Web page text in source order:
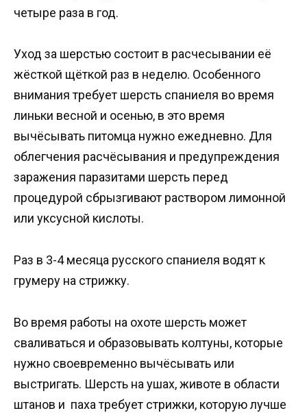
четыре раза в год.
Уход за шерстью состоит в расчесывании её
жёсткой щёткой раз в неделю. Особенного
внимания требует шерсть спаниеля во время
линьки весной и осенью, в это время
вычёсывать питомца нужно ежедневно. Для
облегчения расчёсывания и предупреждения
заражения паразитами шерсть перед
процедурой сбрызгивают раствором лимонной
или уксусной кислоты.
Раз в 3-4 месяца русского спаниеля водят к
грумеру на стрижку.
Во время работы на охоте шерсть может
сваливаться и образовывать колтуны, которые
нужно своевременно вычёсывать или
выстригать. Шерсть на ушах, животе в области
штанов и паха требует стрижки, которую лучше